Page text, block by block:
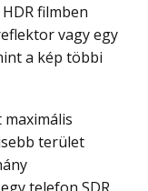
filmben
vagy egy
a kép többi
terület
telefon SDR